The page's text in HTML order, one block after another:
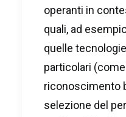
operanti in
quali, ad
quelle
particolari
riconoscimento
selezione del